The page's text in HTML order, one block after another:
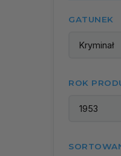
GATUNEK
Kryminał
ROK
1953